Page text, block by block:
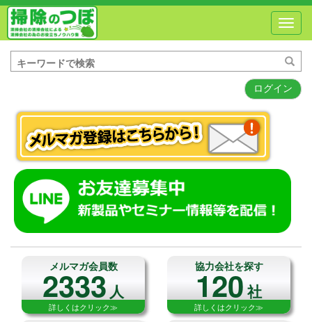
ログイン
メルマガ会員数
2333人
詳しくはクリック≫
協力会社を探す
120社
詳しくはクリック≫